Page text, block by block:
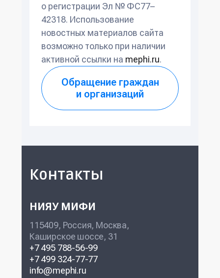
о регистрации Эл № ФС77–
42318. Использование
новостных материалов сайта
возможно только при наличии
активной ссылки на mephi.ru.
Обращение граждан
и организаций
Контакты
НИЯУ МИФИ
115409, Россия, Москва,
Каширское шоссе, 31
+7 495 788-56-99
+7 499 324-77-77
info@mephi.ru